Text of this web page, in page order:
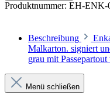
Produktnummer: EH-ENK-
Beschreibung
Malkarton. signiert
grau mit
Menü schließen